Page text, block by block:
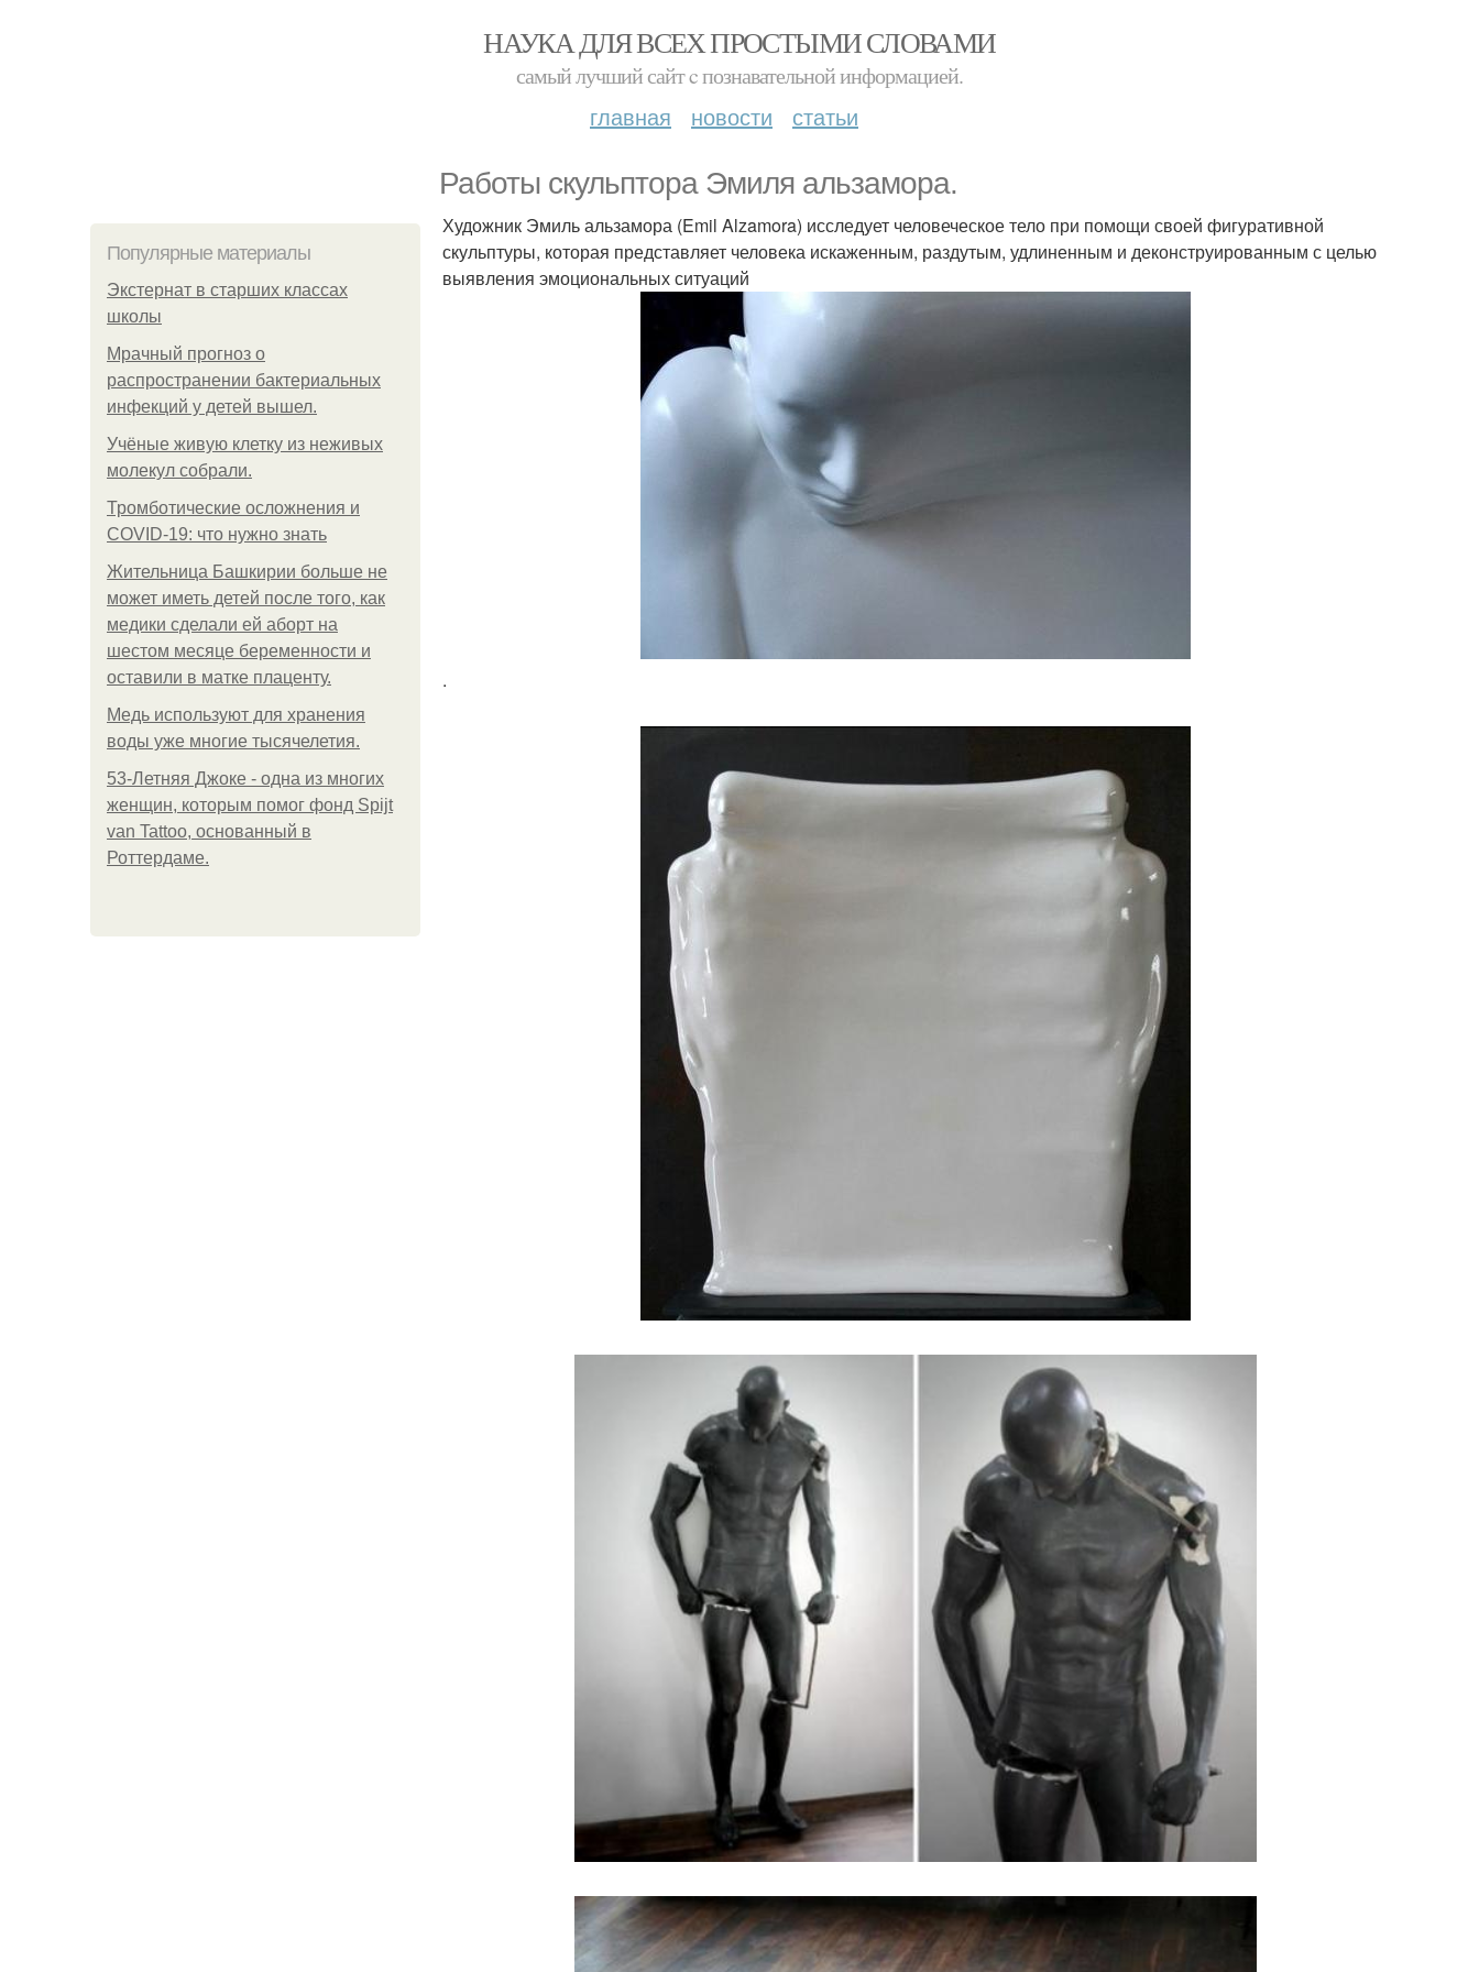
НАУКА ДЛЯ ВСЕХ ПРОСТЫМИ СЛОВАМИ
самый лучший сайт c познавательной информацией.
главная новости статьи
Работы скульптора Эмиля альзамора.
Популярные материалы
Экстернат в старших классах
школы
Мрачный прогноз о
распространении бактериальных
инфекций у детей вышел.
Учёные живую клетку из неживых
молекул собрали.
Тромботические осложнения и
COVID-19: что нужно знать
Жительница Башкирии больше не
может иметь детей после того, как
медики сделали ей аборт на
шестом месяце беременности и
оставили в матке плаценту.
Медь используют для хранения
воды уже многие тысячелетия.
53-Летняя Джоке - одна из многих
женщин, которым помог фонд Spijt
van Tattoo, основанный в
Роттердаме.
Художник Эмиль альзамора (Emil Alzamora) исследует человеческое тело при помощи своей фигуративной
скульптуры, которая представляет человека искаженным, раздутым, удлиненным и деконструированным с целью
выявления эмоциональных ситуаций
.